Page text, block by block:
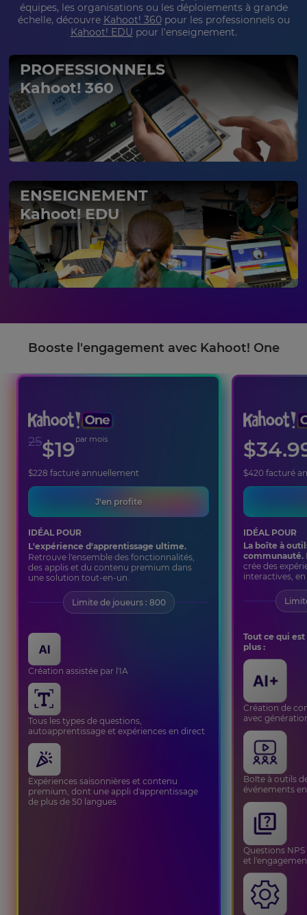
équipes, les organisations ou les déploiements à grande
échelle, découvre Kahoot! 360pour les professionnels ou
Kahoot! EDU pour l'enseignement.
PROFESSIONNELS
Kahoot! 360
ENSEIGNEMENT
Kahoot! EDU
Booste l'engagement avec Kahoot! One
25$19par mois
$228 facturé annuellement
J'en profite
IDÉAL POUR
L'expérience d'apprentissage ultime.
Retrouve l'ensemble des fonctionnalités,
des applis et du contenu premium dans
une solution tout-en-un.
Limite de joueurs : 800
Création assistée par l'IA
Tous les types de questions,
autoapprentissage et expériences en direct
Expériences saisonnières et contenu
premium, dont une appli d'apprentissage
de plus de 50 langues
$
$420 facturé
IDÉAL POUR
La boîte à
communauté.
crée des
interactives,
Tout ce qui
plus :
Création de
avec
Boîte à outils
événements
Questions
et
update
pricing
across
Cancel
Save
Settings